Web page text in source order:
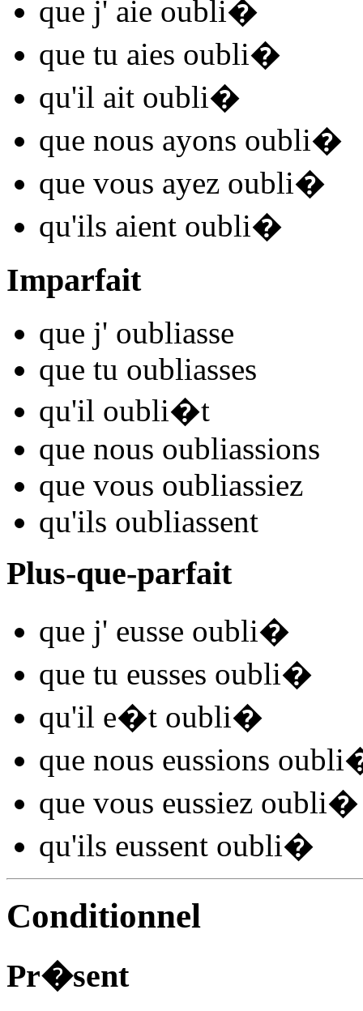
que j' aie oubli�
que tu aies oubli�
qu'il ait oubli�
que nous ayons oubli�
que vous ayez oubli�
qu'ils aient oubli�
Imparfait
que j' oubliasse
que tu oubliasses
qu'il oubli�t
que nous oubliassions
que vous oubliassiez
qu'ils oubliassent
Plus-que-parfait
que j' eusse oubli�
que tu eusses oubli�
qu'il e�t oubli�
que nous eussions oubli
que vous eussiez oubli�
qu'ils eussent oubli�
Conditionnel
Pr�sent